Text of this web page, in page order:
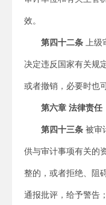
效。
第四十二条 上级
决定违反国家有关规
或者撤销，必要时也
第六章 法律责任
第四十三条 被审
供与审计事项有关的
整的，或者拒绝、阻
通报批评，给予警告